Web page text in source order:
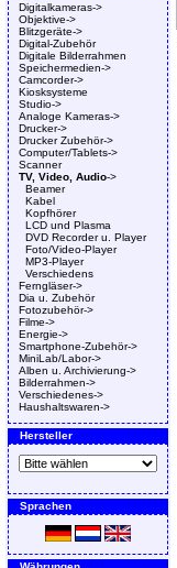
Digitalkameras->
Objektive->
Blitzgeräte->
Digital-Zubehör
Digitale Bilderrahmen
Speichermedien->
Camcorder->
Kiosksysteme
Studio->
Analoge Kameras->
Drucker->
Drucker Zubehör->
Computer/Tablets->
Scanner
TV, Video, Audio->
Beamer
Kabel
Kopfhörer
LCD und Plasma
DVD Recorder u. Player
Foto/Video-Player
MP3-Player
Verschiedens
Ferngläser->
Dia u. Zubehör
Fotozubehör->
Filme->
Energie->
Smartphone-Zubehör->
MiniLab/Labor->
Alben u. Archivierung->
Bilderrahmen->
Verschiedenes->
Haushaltswaren->
Hersteller
Sprachen